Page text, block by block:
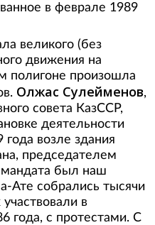
в феврале 1989
великого (без
движения на
полигоне произошла
Олжас Сулейменов,
совета КазССР,
деятельности
возле здания
председателем
мандата был наш
Ате собрались тысячи
в
года, с протестами. С